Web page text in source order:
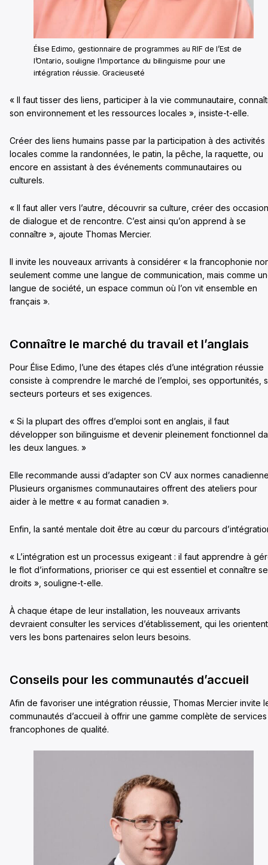
Élise Edimo, gestionnaire de programmes au RIF de l’Est de
l’Ontario, souligne l’importance du bilinguisme pour une
intégration réussie. Gracieuseté
« Il faut tisser des liens, participer à la vie communautaire,
son environnement et les ressources locales », insiste-t-elle.
Créer des liens humains passe par la participation à des activités
locales comme la randonnées, le patin, la pêche, la raquette, ou
encore en assistant à des événements communautaires ou
culturels.
« Il faut aller vers l’autre, découvrir sa culture, créer des
de dialogue et de rencontre. C’est ainsi qu’on apprend à se
connaître », ajoute Thomas Mercier.
Il invite les nouveaux arrivants à considérer « la francophonie
seulement comme une langue de communication, mais comme
langue de société, un espace commun où l’on vit ensemble en
français ».
Connaître le marché du travail et l’anglais
Pour Élise Edimo, l’une des étapes clés d’une intégration réussie
consiste à comprendre le marché de l’emploi, ses opportunités,
secteurs porteurs et ses exigences.
« Si la plupart des offres d’emploi sont en anglais, il faut
développer son bilinguisme et devenir pleinement fonctionnel
les deux langues. »
Elle recommande aussi d’adapter son CV aux normes
Plusieurs organismes communautaires offrent des ateliers pour
aider à le mettre « au format canadien ».
Enfin, la santé mentale doit être au cœur du parcours
« L’intégration est un processus exigeant : il faut apprendre à
le flot d’informations, prioriser ce qui est essentiel et connaître
droits », souligne-t-elle.
À chaque étape de leur installation, les nouveaux arrivants
devraient consulter les services d’établissement, qui les orientent
vers les bons partenaires selon leurs besoins.
Conseils pour les communautés d’accueil
Afin de favoriser une intégration réussie, Thomas Mercier invite
communautés d’accueil à offrir une gamme complète de services
francophones de qualité.